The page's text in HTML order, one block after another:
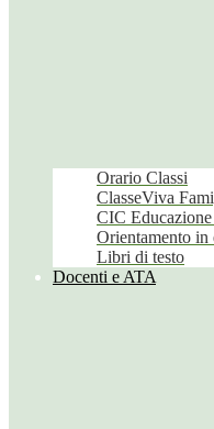
Orario Classi
ClasseViva
CIC
Orientamento in
Libri di testo
Docenti e ATA